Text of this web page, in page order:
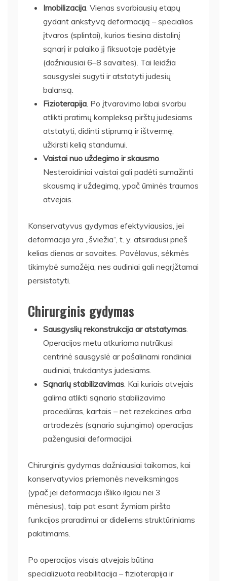
Imobilizacija . Vienas svarbiausių etapų
gydant ankstyvą deformaciją – specialios
įtvaros (splintai), kurios tiesina distalinį
sąnarį ir palaiko jį fiksuotoje padėtyje
(dažniausiai 6–8 savaites). Tai leidžia
sausgyslei sugyti ir atstatyti judesių
balansą.
Fizioterapija . Po įtvaravimo labai svarbu
atlikti pratimų kompleksą pirštų judesiams
atstatyti, didinti stiprumą ir ištvermę,
užkirsti kelią standumui.
Vaistai nuo uždegimo ir skausmo
Nesteroidiniai vaistai gali padėti sumažinti
skausmą ir uždegimą, ypač ūminės traumos
atvejais.
Konservatyvus gydymas efektyviausias, jei
deformacija yra „šviežia“, t. y. atsiradusi prieš
kelias dienas ar savaites. Pavėlavus, sėkmės
tikimybė sumažėja, nes audiniai gali negrįžtamai
persistatyti.
Chirurginis gydymas
Sausgyslių rekonstrukcija ar atstatymas
Operacijos metu atkuriama nutrūkusi
centrinė sausgyslė ar pašalinami randiniai
audiniai, trukdantys judesiams.
Sąnarių stabilizavimas . Kai kuriais atvejais
galima atlikti sąnario stabilizavimo
procedūras, kartais – net rezekcines arba
artrodezės (sąnario sujungimo) operacijas
pažengusiai deformacijai.
Chirurginis gydymas dažniausiai taikomas, kai
konservatyvios priemonės neveiksmingos
(ypač jei deformacija išliko ilgiau nei 3
mėnesius), taip pat esant žymiam piršto
funkcijos praradimui ar dideliems struktūriniams
pakitimams.
Po operacijos visais atvejais būtina
specializuota reabilitacija – fizioterapija ir